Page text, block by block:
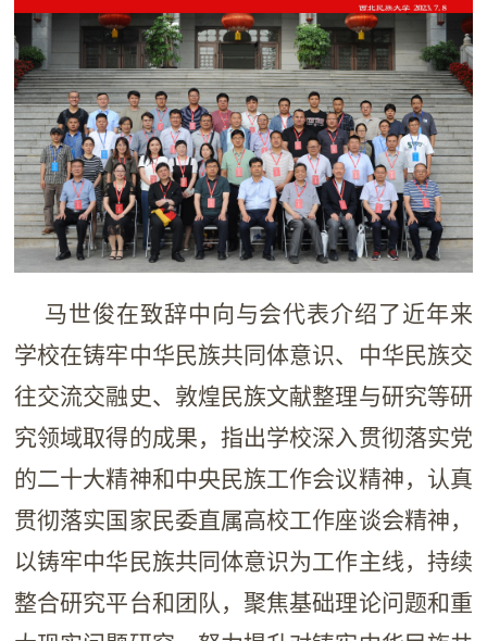
马世俊在致辞中向与会代表介绍了近年来
学校在铸牢中华民族共同体意识、中华民族交
往交流交融史、敦煌民族文献整理与研究等研
究领域取得的成果，指出学校深入贯彻落实党
的二十大精神和中央民族工作会议精神，认真
贯彻落实国家民委直属高校工作座谈会精神，
以铸牢中华民族共同体意识为工作主线，持续
整合研究平台和团队，聚焦基础理论问题和重